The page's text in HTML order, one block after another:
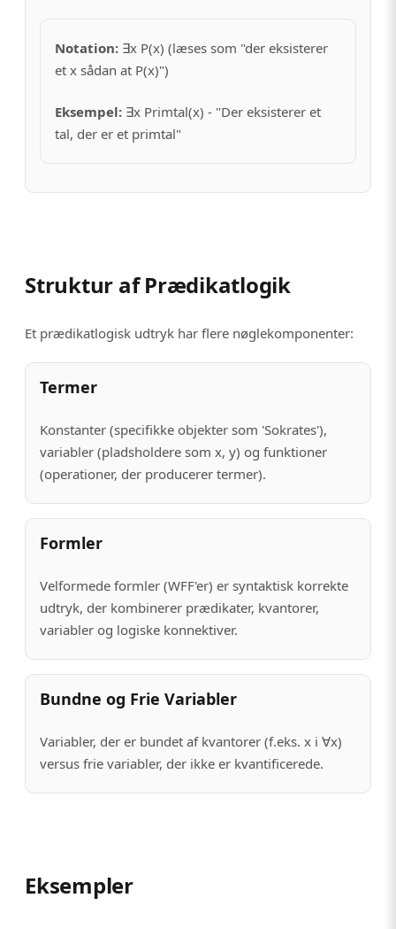
Notation: ∃x P(x) (læses som "der eksisterer
et x sådan at P(x)")
Eksempel: ∃x Primtal(x) - "Der eksisterer et
tal, der er et primtal"
Struktur af Prædikatlogik
Et prædikatlogisk udtryk har flere nøglekomponenter:
Termer
Konstanter (specifikke objekter som 'Sokrates'),
variabler (pladsholdere som x, y) og funktioner
(operationer, der producerer termer).
Formler
Velformede formler (WFF'er) er syntaktisk korrekte
udtryk, der kombinerer prædikater, kvantorer,
variabler og logiske konnektiver.
Bundne og Frie Variabler
Variabler, der er bundet af kvantorer (f.eks. x i ∀x)
versus frie variabler, der ikke er kvantificerede.
Eksempler